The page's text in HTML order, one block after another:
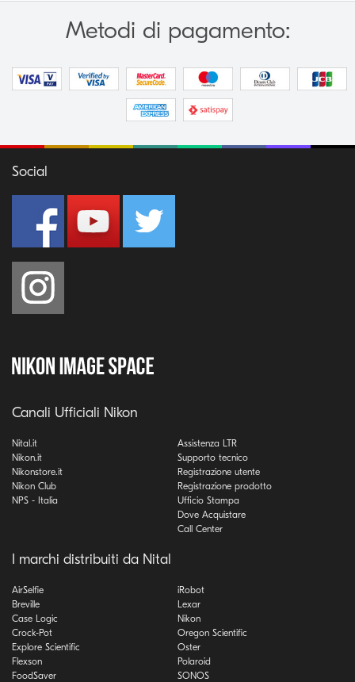
Metodi di pagamento:
Social
Canali Ufficiali Nikon
Nital.it
Nikon.it
Nikonstore.it
Nikon Club
NPS - Italia
Assistenza LTR
Supporto tecnico
Registrazione utente
Registrazione prodotto
Ufficio Stampa
Dove Acquistare
Call Center
I marchi distribuiti da Nital
AirSelfie
Breville
Case Logic
Crock-Pot
Explore Scientific
Flexson
FoodSaver
iRobot
Lexar
Nikon
Oregon Scientific
Oster
Polaroid
SONOS